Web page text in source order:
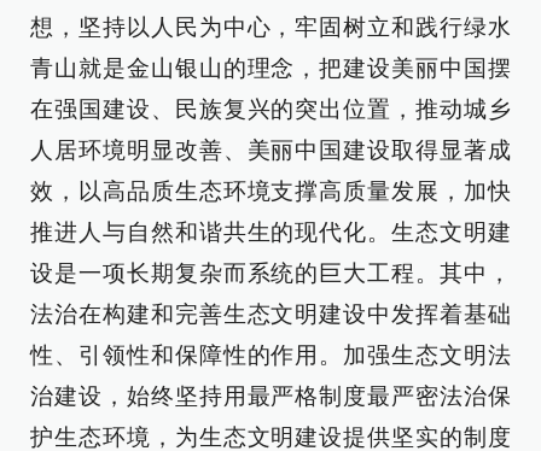
想，坚持以人民为中心，牢固树立和践行绿水
青山就是金山银山的理念，把建设美丽中国摆
在强国建设、民族复兴的突出位置，推动城乡
人居环境明显改善、美丽中国建设取得显著成
效，以高品质生态环境支撑高质量发展，加快
推进人与自然和谐共生的现代化。生态文明建
设是一项长期复杂而系统的巨大工程。其中，
法治在构建和完善生态文明建设中发挥着基础
性、引领性和保障性的作用。加强生态文明法
治建设，始终坚持用最严格制度最严密法治保
护生态环境，为生态文明建设提供坚实的制度